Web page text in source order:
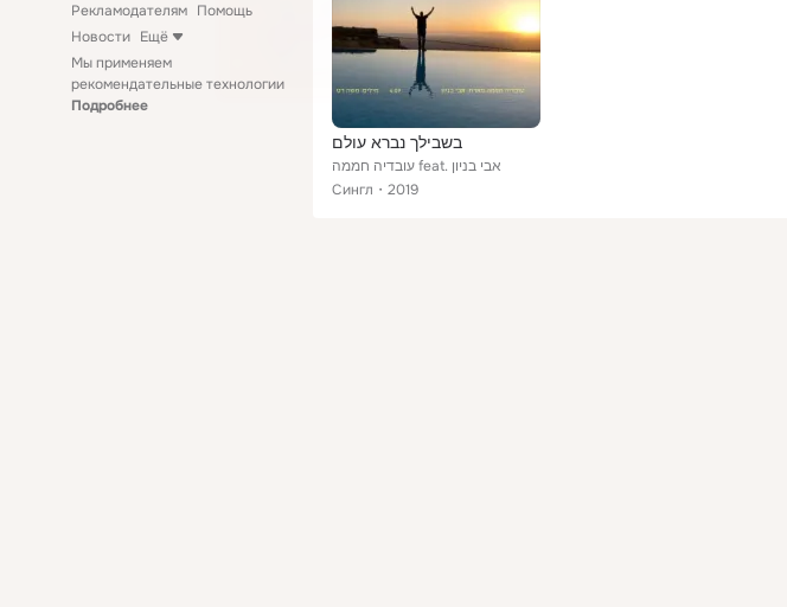
Рекламодателям Помощь
Новости Ещё
Мы применяем
рекомендательные технологии
Подробнее
בשבילך נברא עולם
עובדיה חממה feat. אבי בניון
Сингл
2019